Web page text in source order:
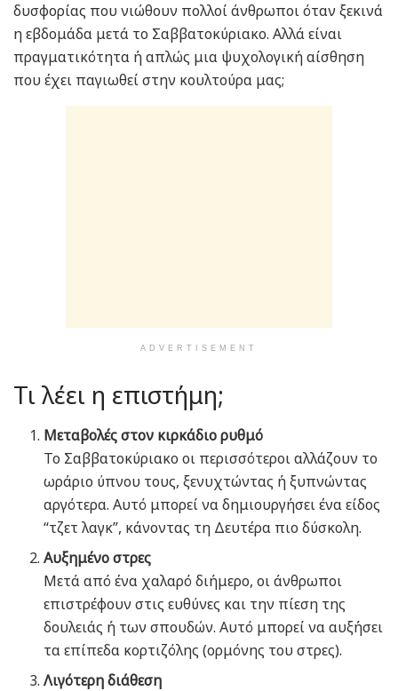
δυσφορίας που νιώθουν πολλοί άνθρωποι όταν ξεκινά
η εβδομάδα μετά το Σαββατοκύριακο. Αλλά είναι
πραγματικότητα ή απλώς μια ψυχολογική αίσθηση
που έχει παγιωθεί στην κουλτούρα μας;
ADVERTISEMENT
Τι λέει η επιστήμη;
Μεταβολές στον κιρκάδιο ρυθμό
Το Σαββατοκύριακο οι περισσότεροι αλλάζουν το
ωράριο ύπνου τους, ξενυχτώντας ή ξυπνώντας
αργότερα. Αυτό μπορεί να δημιουργήσει ένα είδος
“τζετ λαγκ”, κάνοντας τη Δευτέρα πιο δύσκολη.
Αυξημένο στρες
Μετά από ένα χαλαρό διήμερο, οι άνθρωποι
επιστρέφουν στις ευθύνες και την πίεση της
δουλειάς ή των σπουδών. Αυτό μπορεί να αυξήσει
τα επίπεδα κορτιζόλης (ορμόνης του στρες).
Λιγότερη διάθεση